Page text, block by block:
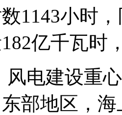
1143小时
亿千瓦时
电建设重
部地区，